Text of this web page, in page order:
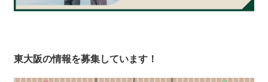
東大阪の情報を募集しています！